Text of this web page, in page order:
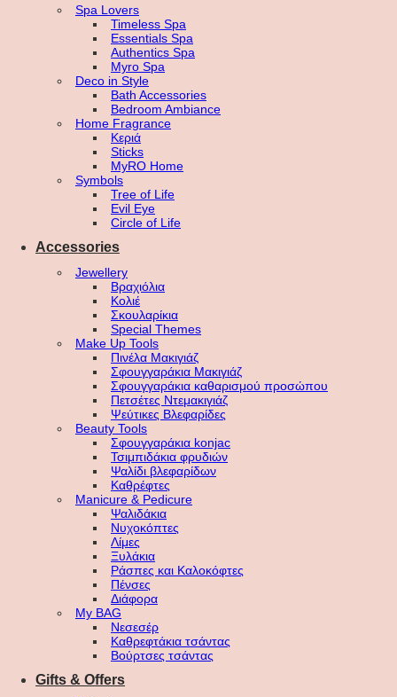
Spa Lovers
Timeless Spa
Essentials Spa
Authentics Spa
Myro Spa
Deco in Style
Bath Accessories
Bedroom Ambiance
Home Fragrance
Κεριά
Sticks
MyRO Home
Symbols
Tree of Life
Evil Eye
Circle of Life
Accessories
Jewellery
Βραχιόλια
Κολιέ
Σκουλαρίκια
Special Themes
Make Up Tools
Πινέλα Μακιγιάζ
Σφουγγαράκια Μακιγιάζ
Σφουγγαράκια καθαρισμού προσώπου
Πετσέτες Ντεμακιγιάζ
Ψεύτικες Βλεφαρίδες
Beauty Tools
Σφουγγαράκια konjac
Τσιμπιδάκια φρυδιών
Ψαλίδι βλεφαρίδων
Καθρέφτες
Manicure & Pedicure
Ψαλιδάκια
Νυχοκόπτες
Λίμες
Ξυλάκια
Ράσπες και Καλοκόφτες
Πένσες
Διάφορα
My BAG
Νεσεσέρ
Καθρεφτάκια τσάντας
Βούρτσες τσάντας
Gifts & Offers